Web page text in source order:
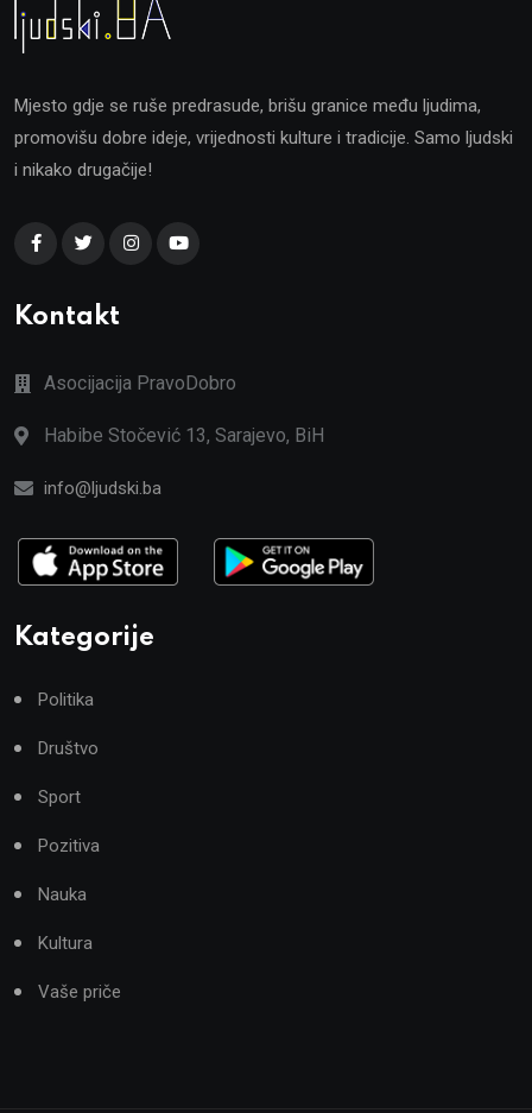
Mjesto gdje se ruše predrasude, brišu granice među ljudima,
promovišu dobre ideje, vrijednosti kulture i tradicije. Samo ljudski
i nikako drugačije!
Kontakt
Asocijacija PravoDobro
Habibe Stočević 13, Sarajevo, BiH
info@ljudski.ba
Kategorije
Politika
Društvo
Sport
Pozitiva
Nauka
Kultura
Vaše priče